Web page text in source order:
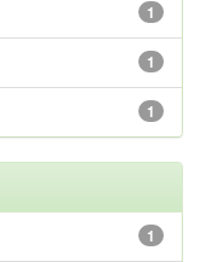
1
1
1
1